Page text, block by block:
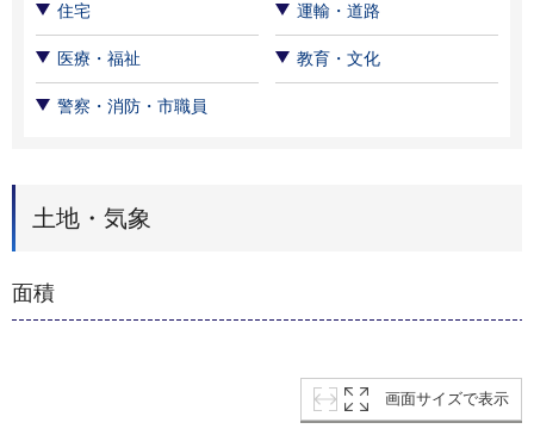
住宅 運輸・道路
医療・福祉 教育・文化
警察・消防・市職員
土地・気象
面積
画面サイズで表示